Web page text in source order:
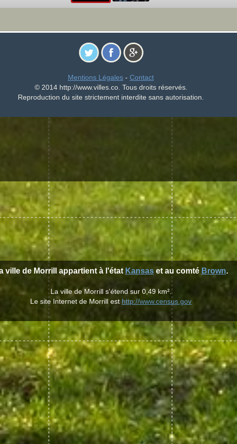
Mentions Légales - Contact
© 2014 http://www.villes.co. Tous droits réservés.
Reproduction du site strictement interdite sans autorisation.
ville de Morrill appartient à l'état Kansaset au comté Brown.
La ville de Morrill s'étend sur 0,49 km².
Le site Internet de Morrill est http://www.census.gov